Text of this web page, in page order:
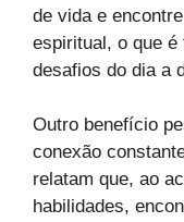
de vida e
espiritual, o que é
desafios do dia a
Outro benefício
conexão
relatam que, ao
habilidades,